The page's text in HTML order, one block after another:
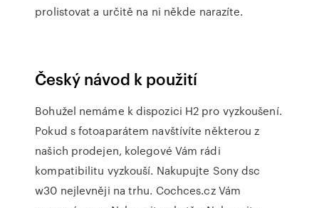
prolistovat a určitě na ni někde narazíte.
Český návod k použití
Bohužel nemáme k dispozici H2 pro vyzkoušení.
Pokud s fotoaparátem navštívíte některou z
našich prodejen, kolegové Vám rádi
kompatibilitu vyzkouší. Nakupujte Sony dsc
w30 nejlevněji na trhu. Cochces.cz Vám